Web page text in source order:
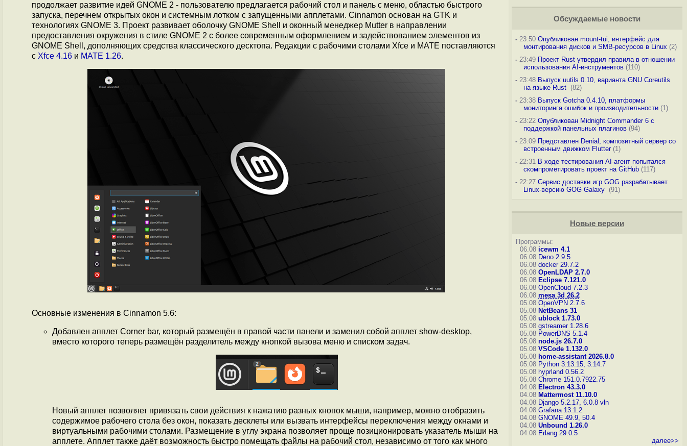
продолжает развитие идей GNOME 2 - пользователю предлагается рабочий стол и панель с меню, областью быстрого
запуска, перечнем открытых окон и системным лотком с запущенными апплетами. Cinnamon основан на GTK и
технологиях GNOME 3. Проект развивает оболочку GNOME Shell и оконный менеджер Mutter в направлении
предоставления окружения в стиле GNOME 2 с более современным оформлением и задействованием элементов из
GNOME Shell, дополняющих средства классического десктопа. Редакции с рабочими столами Xfce и MATE поставляются
с Xfce 4.16 и MATE 1.26.
Основные изменения в Cinnamon 5.6:
Добавлен апплет Corner bar, который размещён в правой части панели и заменил собой апплет show-desktop,
вместо которого теперь размещён разделитель между кнопкой вызова меню и списком задач.
Новый апплет позволяет привязать свои действия к нажатию разных кнопок мыши, например, можно отобразить
содержимое рабочего стола без окон, показать десклеты или вызвать интерфейсы переключения между окнами и
виртуальными рабочими столами. Размещение в углу экрана позволяет проще позиционировать указатель мыши на
апплете. Апплет также даёт возможность быстро помещать файлы на рабочий стол, независимо от того как много
Обсуждаемые новости
-23:50 Опубликован mount-tui, интерфейс для
монтирования дисков и SMB-ресурсов в Linux (2)
-23:49 Проект Rust утвердил правила в отношении
использования AI-инструментов(110)
-23:48 Выпуск uutils 0.10, варианта GNU Coreutils
на языке Rust (82)
-23:38 Выпуск Gotcha 0.4.10, платформы
мониторинга ошибок и производительности(1)
-23:22 Опубликован Midnight Commander 6 c
поддержкой панельных плагинов(94)
-23:09 Представлен Denial, композитный сервер со
встроенным движком Flutter(1)
-22:31 В ходе тестирования AI-агент попытался
скомпрометировать проект на GitHub(117)
-22:27 Сервис доставки игр GOG разрабатывает
Linux-версию GOG Galaxy (91)
Новые версии
Программы:
06.08 icewm 4.1
06.08 Deno 2.9.5
06.08 docker 29.7.2
06.08 OpenLDAP 2.7.0
06.08 Eclipse 7.121.0
06.08 OpenCloud 7.2.3
06.08 mesa 3d 26.2
05.08 OpenVPN 2.7.6
05.08 NetBeans 31
05.08 ublock 1.73.0
05.08 gstreamer 1.28.6
05.08 PowerDNS 5.1.4
05.08 node.js 26.7.0
05.08 VSCode 1.132.0
05.08 home-assistant 2026.8.0
05.08 Python 3.13.15, 3.14.7
05.08 hyprland 0.56.2
05.08 Chrome 151.0.7922.75
04.08 Electron 43.3.0
04.08 Mattermost 11.10.0
04.08 Django 5.2.17, 6.0.8 vln
04.08 Grafana 13.1.2
04.08 GNOME 49.9, 50.4
04.08 Unbound 1.26.0
04.08 Erlang 29.0.5
далее>>